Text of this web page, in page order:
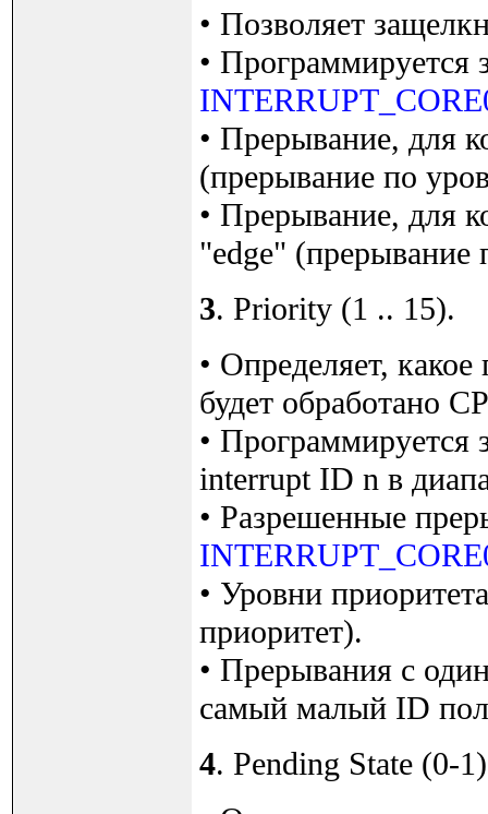
• Позволяет
• Программируется
• Прерывание, для
(прерывание по
• Прерывание, для
"edge" (прерывание
3. Priority (1 .. 15).
• Определяет,
будет обработано
• Программируется
interrupt ID n в
• Разрешенные
• Уровни
приоритет).
• Прерывания с
самый малый ID
4. Pending State (0-